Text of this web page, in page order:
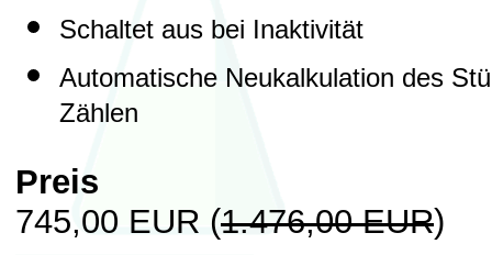
Schaltet aus bei Inaktivität
Automatische Neukalkulation des
Zählen
Preis
745,00 EUR (1.476,00 EUR)